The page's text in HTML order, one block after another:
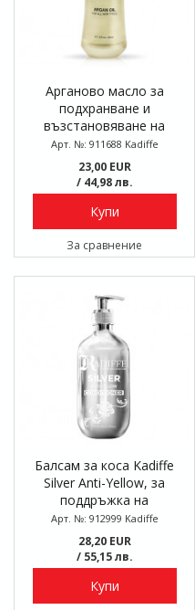
Арганово масло за
подхранване и
възстановяване на
косата и кожата Kadiffe
Argan, 50 мл
Арт. №: 911688 Kadiffe
23,00 EUR
/ 44,98 лв.
Купи
За сравнение
Балсам за коса Kadiffe
Silver Anti-Yellow, за
поддръжка на
светлоруси до
пепеляворуси коси, 300
мл
Арт. №: 912999 Kadiffe
28,20 EUR
/ 55,15 лв.
Купи